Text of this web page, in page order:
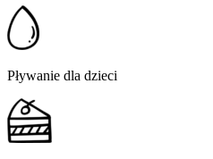
Pływanie dla dzieci